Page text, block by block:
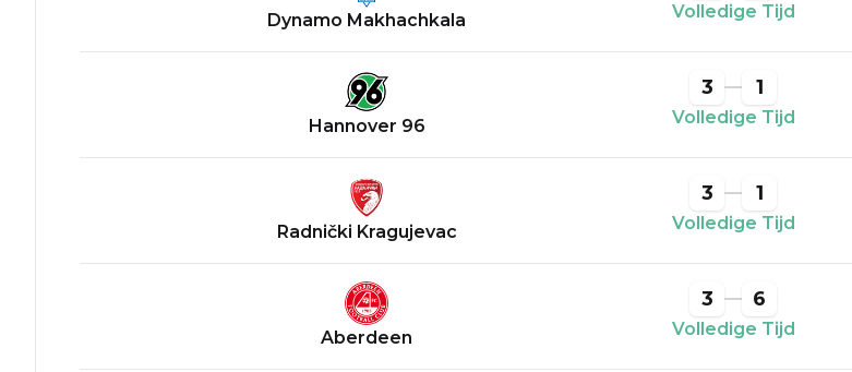
Dynamo Makhachkala Volledige Tijd
Hannover 96
3 1
Volledige Tijd
Radnički Kragujevac
3 1
Volledige Tijd
Aberdeen
3 6
Volledige Tijd